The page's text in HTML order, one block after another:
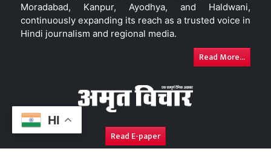
HI
Moradabad, Kanpur, Ayodhya, and Haldwani,
continuously expanding its reach as a trusted voice in
Hindi journalism and regional media.
Read More...
Read E-paper